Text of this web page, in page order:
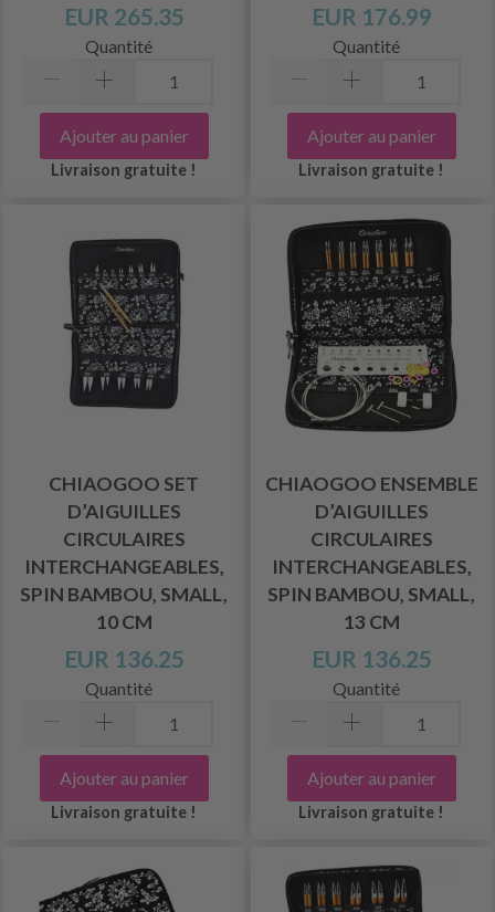
EUR 265.35
Quantité
Ajouter au panier
Livraison gratuite !
EUR 176.99
Quantité
Ajouter au panier
Livraison gratuite !
CHIAOGOO SET
D’AIGUILLES
CIRCULAIRES
INTERCHANGEABLES,
SPIN BAMBOU, SMALL,
10 CM
EUR 136.25
Quantité
Ajouter au panier
Livraison gratuite !
CHIAOGOO ENSEMBLE
D’AIGUILLES
CIRCULAIRES
INTERCHANGEABLES,
SPIN BAMBOU, SMALL,
13 CM
EUR 136.25
Quantité
Ajouter au panier
Livraison gratuite !